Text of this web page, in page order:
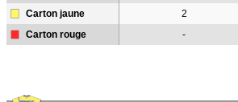
Carton jaune 2
Carton rouge -